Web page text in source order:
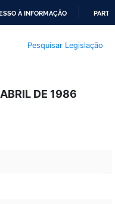
À INFORMAÇÃO
Pesquisar Legislação
DE 1986